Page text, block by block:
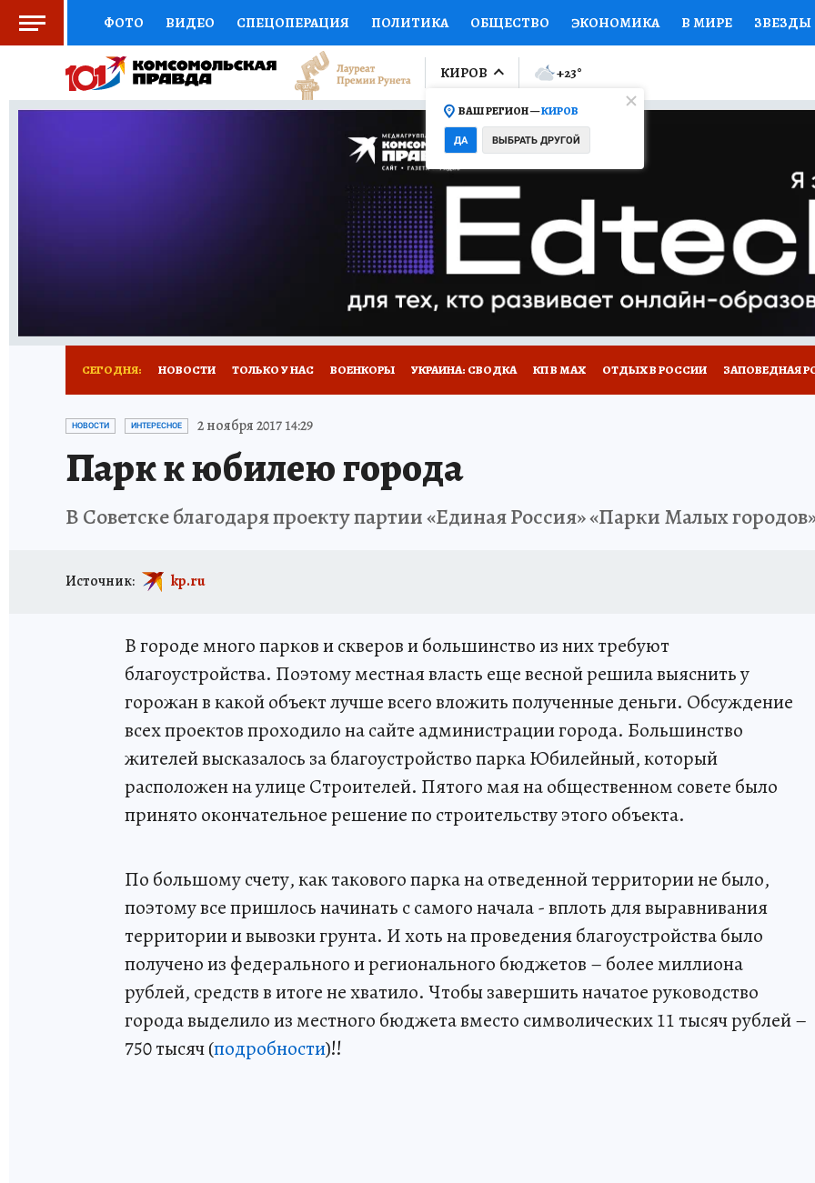
ФОТО ВИДЕО СПЕЦОПЕРАЦИЯ ПОЛИТИКА ОБЩЕСТВО ЭКОНОМИКА В МИРЕ ЗВЕЗДЫ
СОЦПОДДЕРЖКА НАУКА СПОРТ КОЛУМНИСТЫ ПРОИСШЕСТВИЯ НАЦИОНАЛЬНЫЕ
ВЫБОР ЭКСПЕРТОВ ДОКТОР ФИНАНСЫ ОТКРЫВАЕМ МИР Я ЗНАЮ СЕМЬЯ ЖЕНСКИЕ
ПРОГНОЗЫ НА СПОРТ ПРОМОКОДЫ СЕРИАЛЫ
ТЕЛЕВИЗОР КОЛЛЕКЦИИ КОНКУРСЫ
НОВОЕ НА САЙТЕ
КИРОВ
ВАШ РЕГИОН —КИРОВ
ДА ВЫБРАТЬ ДРУГОЙ
+23°
СЕГОДНЯ: НОВОСТИ ТОЛЬКО У НАС ВОЕНКОРЫ УКРАИНА: СВОДКА КП В МАХ ОТДЫХ В РОССИИ ЗАПОВЕДНАЯ
ВЯТСКАЯ КУХНЯ ИСПЫТАНО НА СЕБЕ
НОВОСТИ ИНТЕРЕСНОЕ 2 ноября 2017 14:29
Парк к юбилею города
В Советске благодаря проекту партии «Единая Россия» «Парки Малых
Источник: kp.ru
В городе много парков и скверов и большинство из них требуют
благоустройства. Поэтому местная власть еще весной решила выяснить у
горожан в какой объект лучше всего вложить полученные деньги. Обсуждение
всех проектов проходило на сайте администрации города. Большинство
жителей высказалось за благоустройство парка Юбилейный, который
расположен на улице Строителей. Пятого мая на общественном совете было
принято окончательное решение по строительству этого объекта.
По большому счету, как такового парка на отведенной территории не было,
поэтому все пришлось начинать с самого начала - вплоть для выравнивания
территории и вывозки грунта. И хоть на проведения благоустройства было
получено из федерального и регионального бюджетов – более миллиона
рублей, средств в итоге не хватило. Чтобы завершить начатое руководство
города выделило из местного бюджета вместо символических 11 тысяч рублей –
750 тысяч (подробности)!!